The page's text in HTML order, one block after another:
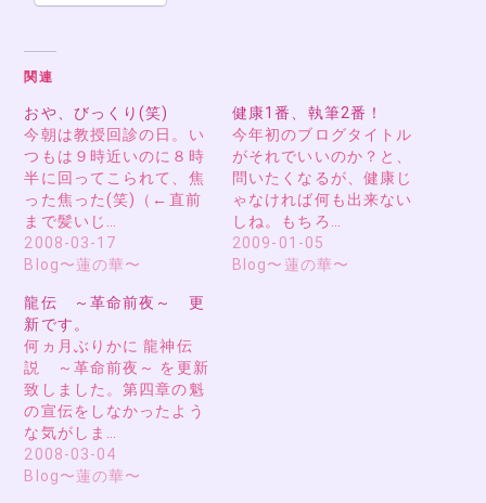
関連
おや、びっくり(笑)
今朝は教授回診の日。い
つもは９時近いのに８時
半に回ってこられて、焦
った焦った(笑)（←直前
まで髪いじ…
2008-03-17
Blog〜蓮の華〜
健康1番、執筆2番！
今年初のブログタイトル
がそれでいいのか？と、
問いたくなるが、健康じ
ゃなければ何も出来ない
しね。もちろ…
2009-01-05
Blog〜蓮の華〜
龍伝 ～革命前夜～ 更
新です。
何ヵ月ぶりかに 龍神伝
説 ～革命前夜～ を更新
致しました。第四章の魁
の宣伝をしなかったよう
な気がしま…
2008-03-04
Blog〜蓮の華〜